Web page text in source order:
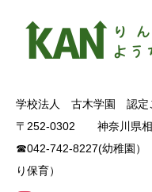
学校法人 古木学園 認定
〒252-0302 神奈川県相
☎042-742-8227(幼稚園
り保育）